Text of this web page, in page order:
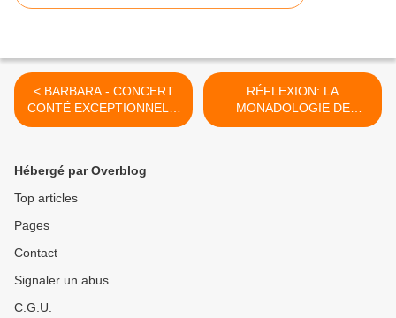
< BARBARA - CONCERT
CONTÉ EXCEPTIONNEL À
LOGUIVY DE LA MER -
RÉFLEXION: LA
MONADOLOGIE DE
LEIBNIZ >
Hébergé par Overblog
Top articles
Pages
Contact
Signaler un abus
C.G.U.